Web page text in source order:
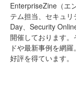
EnterpriseZine（エ
テム担当、セキュ
Day、Security
開催しております
ドや最新事例を網
好評を得ています。